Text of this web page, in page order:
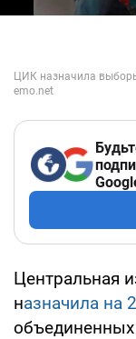
Центральная
назначила на